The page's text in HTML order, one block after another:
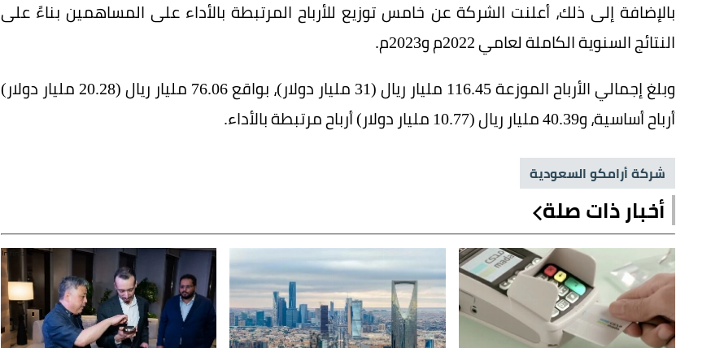
بالإضافة إلى ذلك، أعلنت الشركة عن خامس توزيع للأرباح المرتبطة بالأداء على المساهمين بناءً على
النتائج السنوية الكاملة لعامي 2022م و2023م.
وبلغ إجمالي الأرباح الموزعة 116.45 مليار ريال (31 مليار دولار)، بواقع 76.06 مليار ريال (20.28 مليار دولار)
أرباح أساسية، و40.39 مليار ريال (10.77 مليار دولار) أرباح مرتبطة بالأداء.
شركة أرامكو السعودية
أخبار ذات صلة